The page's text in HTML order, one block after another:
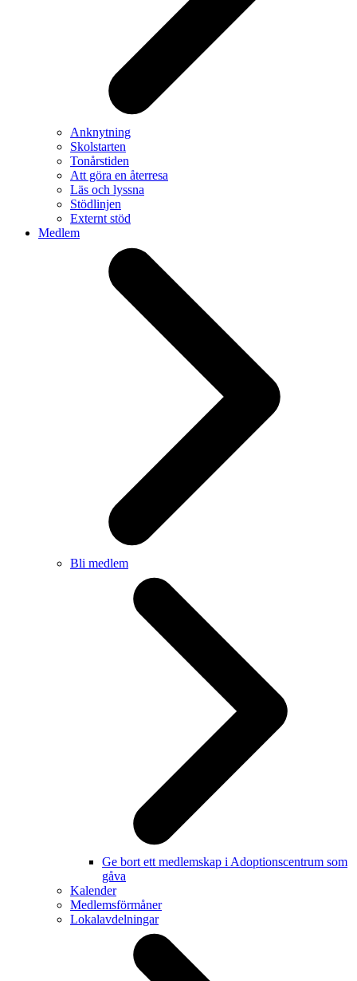
Anknytning
Skolstarten
Tonårstiden
Att göra en återresa
Läs och lyssna
Stödlinjen
Externt stöd
Medlem
Bli medlem
Ge bort ett medlemskap i Adoptionscentrum som
gåva
Kalender
Medlemsförmåner
Lokalavdelningar